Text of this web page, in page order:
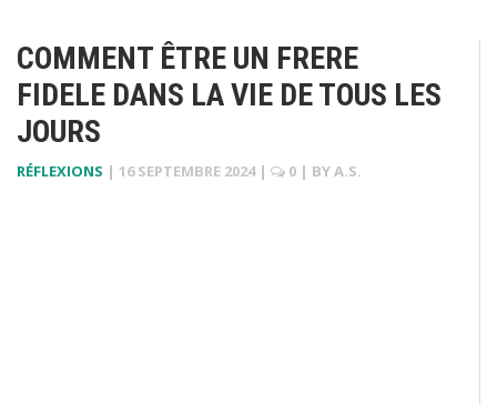
COMMENT ÊTRE UN FRERE
FIDELE DANS LA VIE DE TOUS LES
JOURS
RÉFLEXIONS | 16 SEPTEMBRE 2024 | 0 | BYA.S.